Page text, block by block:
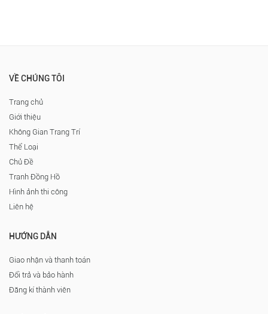
VỀ CHÚNG TÔI
Trang chủ
Giới thiệu
Không Gian Trang Trí
Thể Loại
Chủ Đề
Tranh Đồng Hồ
Hình ảnh thi công
Liên hệ
HƯỚNG DẪN
Giao nhận và thanh toán
Đổi trả và bảo hành
Đăng kí thành viên